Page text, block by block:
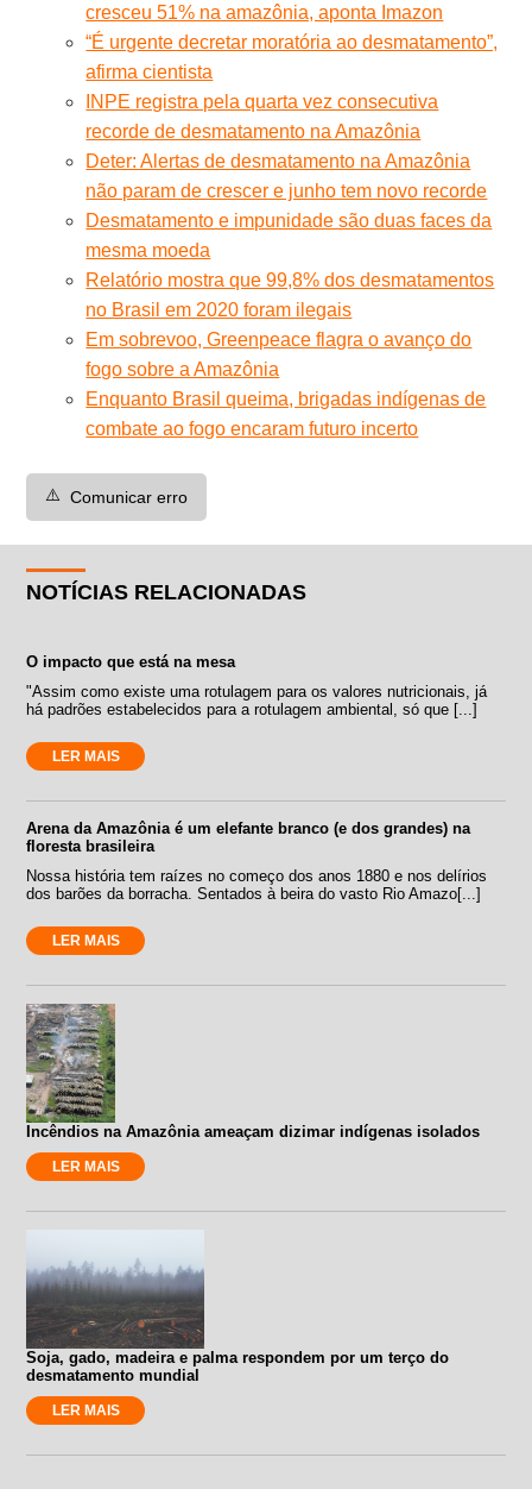
cresceu 51% na amazônia, aponta Imazon
“É urgente decretar moratória ao desmatamento”,
afirma cientista
INPE registra pela quarta vez consecutiva
recorde de desmatamento na Amazônia
Deter: Alertas de desmatamento na Amazônia
não param de crescer e junho tem novo recorde
Desmatamento e impunidade são duas faces da
mesma moeda
Relatório mostra que 99,8% dos desmatamentos
no Brasil em 2020 foram ilegais
Em sobrevoo, Greenpeace flagra o avanço do
fogo sobre a Amazônia
Enquanto Brasil queima, brigadas indígenas de
combate ao fogo encaram futuro incerto
⚠️ Comunicar erro
NOTÍCIAS RELACIONADAS
O impacto que está na mesa
"Assim como existe uma rotulagem para os valores nutricionais, já
há padrões estabelecidos para a rotulagem ambiental, só que [...]
LER MAIS
Arena da Amazônia é um elefante branco (e dos grandes) na
floresta brasileira
Nossa história tem raízes no começo dos anos 1880 e nos delírios
dos barões da borracha. Sentados à beira do vasto Rio Amazo[...]
LER MAIS
Incêndios na Amazônia ameaçam dizimar indígenas isolados
LER MAIS
Soja, gado, madeira e palma respondem por um terço do
desmatamento mundial
LER MAIS